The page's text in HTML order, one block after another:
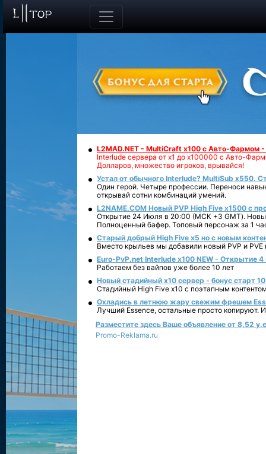
L2MAD.NET - MultiCraft x100 с Авто-Фармом
Interlude сервера от х1 до х100000 с Авто-
Долларов, множество игроков, врывайся!
Устал от обычного Interlude? MultiSub x550.
Один герой. Четыре профессии. Переноси
открывай сотни комбинаций умений.
L2NAME.COM Новый PVP High Five x1500 с
Открытие 24 Июля в 20:00 (МСК +3 GMT).
Полноценный бафер. Топовый персонаж за 1
Старый добрый High Five x5 но с новым
Вместо крыльев мы добавили новый PVP и PVE
Euro-PvP.net Interlude х100 NEW - Открытие 4
Работаем без вайпов уже более 10 лет
Новый стадийный х10 сервер - бонус старт
Стадийный High Five x10 с поэтапным
Охладись в летнюю жару свежим фрешем
Лучший Essence, остальные просто копируют.
Разместите здесь Ваше объявление от 8,52
Promo-Reklama.ru